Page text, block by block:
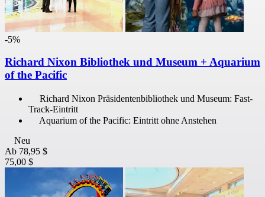
-5%
Richard Nixon Bibliothek und Museum + Aquarium
of the Pacific
Richard Nixon Präsidentenbibliothek und Museum: Fast-
Track-Eintritt
Aquarium of the Pacific: Eintritt ohne Anstehen
Neu
Ab 78,95 $
75,00 $